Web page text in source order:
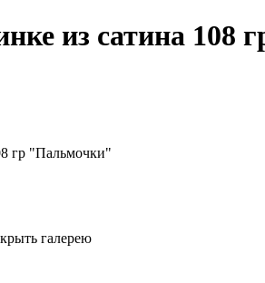
из сатина 108
галерею